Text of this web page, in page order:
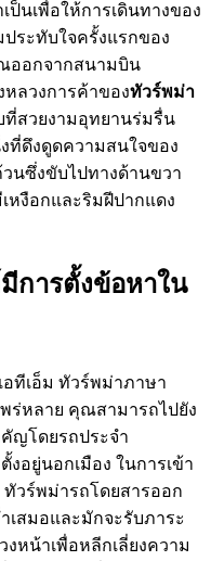
นเพื่อให้การเดินทางของ
ระทับใจครั้งแรกของ
ออกจากสนามบิน
หลวงการค้าของทัวร์พม่า
ที่สวยงามอุทยานร่มรื่น
ที่ดึงดูดความสนใจของ
นซึ่งขับไปทางด้านขวา
งือกและริมฝีปากแดง
การตั้งข้อหาใน
ทีเอ็ม ทัวร์พม่าภาษา
ร่หลาย คุณสามารถไปยัง
ญโดยรถประจำ
อยู่นอกเมือง ในการเข้า
วร์พม่ารถโดยสารออก
เสมอและมักจะรับภาระ
หน้าเพื่อหลีกเลี่ยงความ